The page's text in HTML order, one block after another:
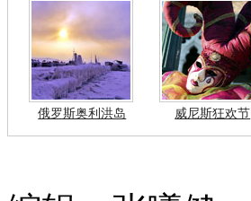
俄罗斯奥利洪岛 威尼斯狂欢节